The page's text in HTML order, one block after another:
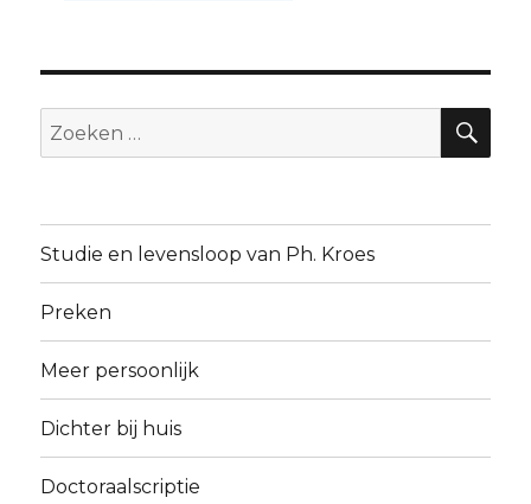
Zoeken
naar:
Studie en levensloop van Ph. Kroes
Preken
Meer persoonlijk
Dichter bij huis
Doctoraalscriptie